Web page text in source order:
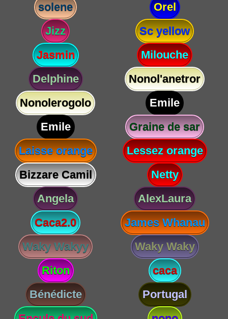
solene
Orel
Jizz
Sc yellow
Jasmin
Milouche
Delphine
Nonol'anetror
Nonolerogolo
Emile
Emile
Graine de sar
Laisse orange
Lessez orange
Bizzare Camil
Netty
Angela
AlexLaura
Caca2.0
James Whanau
Waky Wakyy
Waky Waky
Riton
caca
Bénédicte
Portugal